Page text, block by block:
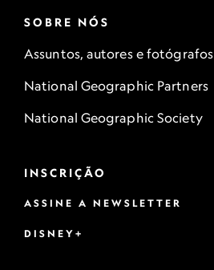
SOBRE NÓS
Assuntos, autores e fotógrafos
National Geographic Partners
National Geographic Society
INSCRIÇÃO
ASSINE A NEWSLETTER
DISNEY+